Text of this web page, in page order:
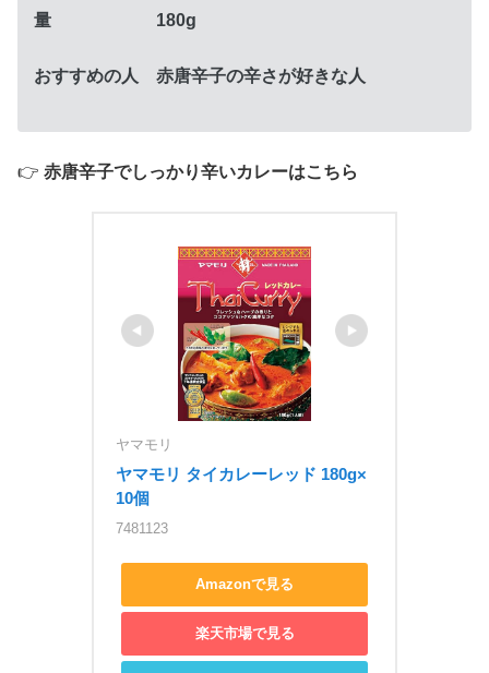
量 180g
おすすめの人 赤唐辛子の辛さが好きな人
👉 赤唐辛子でしっかり辛いカレーはこちら
ヤマモリ
ヤマモリ タイカレーレッド 180g×
10個
7481123
Amazonで見る
楽天市場で見る